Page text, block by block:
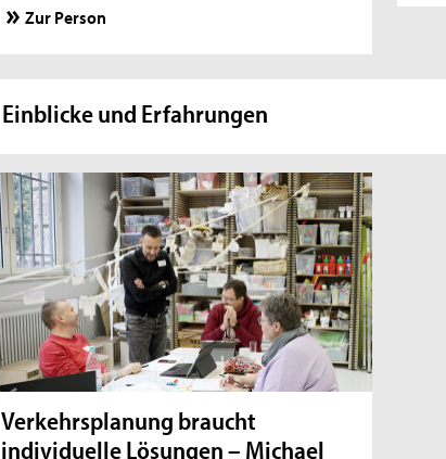
Zur Person
Einblicke und Erfahrungen
Verkehrsplanung braucht
individuelle Lösungen – Michael